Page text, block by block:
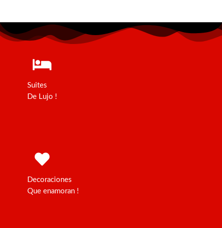
Suites
De Lujo !
Decoraciones
Que enamoran !